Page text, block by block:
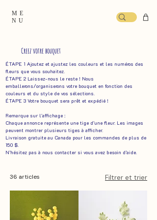
ME
NU
Creez votre bouquet
ÉTAPE 1 Ajoutez et ajustez les couleurs et les numéros des
fleurs que vous souhaitez.
ÉTAPE 2 Laissez-nous le reste ! Nous
emballerons/organiserons votre bouquet en fonction des
couleurs et du style de vos sélections. ​
ÉTAPE 3 Votre bouquet sera prêt et expédié !
Remarque sur l'affichage :
Chaque annonce représente une tige d’une fleur. Les images
peuvent montrer plusieurs tiges à afficher.
Livraison gratuite au Canada pour les commandes de plus de
150 $.
N’hésitez pas à nous contacter si vous avez besoin d’aide.
36 articles Filtrer et trier